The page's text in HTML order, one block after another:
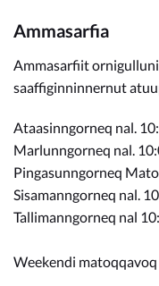
Ammasarfia
Ammasarfiit
saaffiginninnernut
Ataasinngorneq nal.
Marlunngorneq nal.
Pingasunngorneq
Sisamanngorneq nal.
Tallimanngorneq nal
Weekendi matoqqavoq